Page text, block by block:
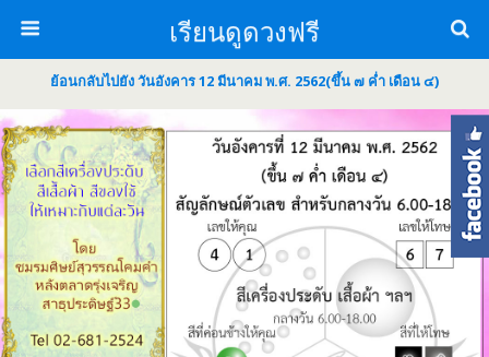
เรียนดูดวงฟรี
ย้อนกลับไปยัง วันอังคาร 12 มีนาคม พ.ศ. 2562(ขึ้น ๗ ค่ำ เดือน ๔)